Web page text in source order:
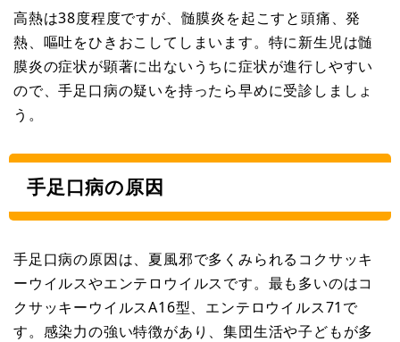
高熱は38度程度ですが、髄膜炎を起こすと頭痛、発
熱、嘔吐をひきおこしてしまいます。特に新生児は髄
膜炎の症状が顕著に出ないうちに症状が進行しやすい
ので、手足口病の疑いを持ったら早めに受診しましょ
う。
手足口病の原因
手足口病の原因は、夏風邪で多くみられるコクサッキ
ーウイルスやエンテロウイルスです。最も多いのはコ
クサッキーウイルスA16型、エンテロウイルス71で
す。感染力の強い特徴があり、集団生活や子どもが多